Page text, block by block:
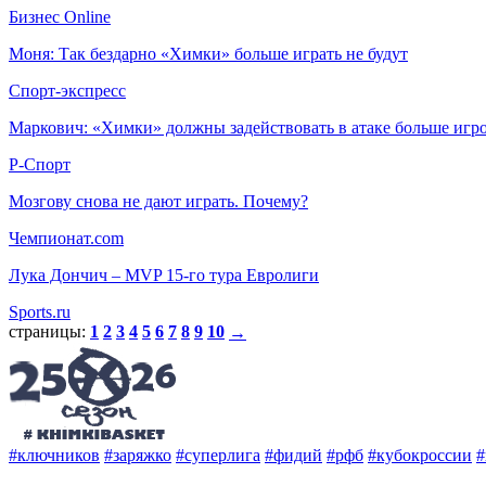
Бизнес Online
Моня: Так бездарно «Химки» больше играть не будут
Спорт-экспресс
Маркович: «Химки» должны задействовать в атаке больше
Р-Спорт
Мозгову снова не дают играть. Почему?
Чемпионат.com
Лука Дончич – MVP 15-го тура Евролиги
Sports.ru
страницы: 1 2 3 4 5 6 7 8 9 10 →
#ключников #заряжко #суперлига #фидий #рфб #кубокроссии